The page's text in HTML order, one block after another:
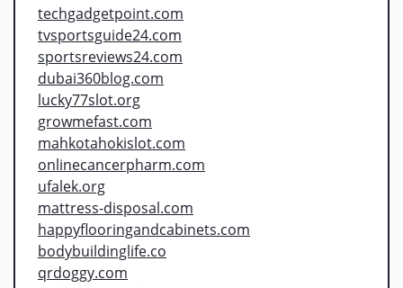
techgadgetpoint.com
tvsportsguide24.com
sportsreviews24.com
dubai360blog.com
lucky77slot.org
growmefast.com
mahkotahokislot.com
onlinecancerpharm.com
ufalek.org
mattress-disposal.com
happyflooringandcabinets.com
bodybuildinglife.co
qrdoggy.com